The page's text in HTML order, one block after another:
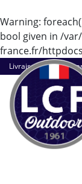
Warning:
bool given in /
france.fr/
Livraison offerte à